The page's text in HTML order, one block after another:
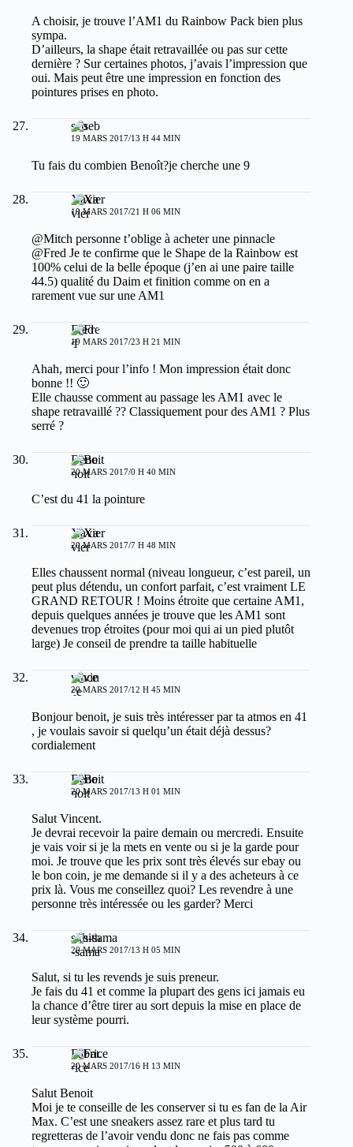
A choisir, je trouve l’AM1 du Rainbow Pack bien plus
sympa.
D’ailleurs, la shape était retravaillée ou pas sur cette
dernière ? Sur certaines photos, j’avais l’impression que
oui. Mais peut être une impression en fonction des
pointures prises en photo.
seb
19 MARS 2017/13 H 44 MIN
Tu fais du combien Benoît?je cherche une 9
Xavier
19 MARS 2017/21 H 06 MIN
@Mitch personne t’oblige à acheter une pinnacle
@Fred Je te confirme que le Shape de la Rainbow est
100% celui de la belle époque (j’en ai une paire taille
44.5) qualité du Daim et finition comme on en a
rarement vue sur une AM1
Fred
19 MARS 2017/23 H 21 MIN
Ahah, merci pour l’info ! Mon impression était donc
bonne !! 🙂
Elle chausse comment au passage les AM1 avec le
shape retravaillé ?? Classiquement pour des AM1 ? Plus
serré ?
Benoit
20 MARS 2017/0 H 40 MIN
C’est du 41 la pointure
Xavier
20 MARS 2017/7 H 48 MIN
Elles chaussent normal (niveau longueur, c’est pareil, un
peut plus détendu, un confort parfait, c’est vraiment LE
GRAND RETOUR ! Moins étroite que certaine AM1,
depuis quelques années je trouve que les AM1 sont
devenues trop étroites (pour moi qui ai un pied plutôt
large) Je conseil de prendre ta taille habituelle
vince
20 MARS 2017/12 H 45 MIN
Bonjour benoit, je suis très intéresser par ta atmos en 41
, je voulais savoir si quelqu’un était déjà dessus?
cordialement
Benoit
20 MARS 2017/13 H 01 MIN
Salut Vincent.
Je devrai recevoir la paire demain ou mercredi. Ensuite
je vais voir si je la mets en vente ou si je la garde pour
moi. Je trouve que les prix sont très élevés sur ebay ou
le bon coin, je me demande si il y a des acheteurs à ce
prix là. Vous me conseillez quoi? Les revendre à une
personne très intéressée ou les garder? Merci
sith-sama
20 MARS 2017/13 H 05 MIN
Salut, si tu les revends je suis preneur.
Je fais du 41 et comme la plupart des gens ici jamais eu
la chance d’être tirer au sort depuis la mise en place de
leur système pourri.
Fabrice
20 MARS 2017/16 H 13 MIN
Salut Benoit
Moi je te conseille de les conserver si tu es fan de la Air
Max. C’est une sneakers assez rare et plus tard tu
regretteras de l’avoir vendu donc ne fais pas comme